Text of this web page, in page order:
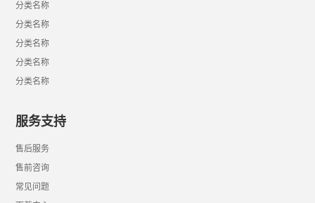
分类名称
分类名称
分类名称
分类名称
分类名称
服务支持
售后服务
售前咨询
常见问题